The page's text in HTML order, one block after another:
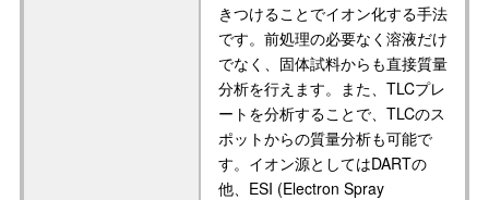
きつけることでイオン化する手法
です。前処理の必要なく溶液だけ
でなく、固体試料からも直接質量
分析を行えます。また、TLCプレ
ートを分析することで、TLCのス
ポットからの質量分析も可能で
す。イオン源としてはDARTの
他、ESI (Electron Spray